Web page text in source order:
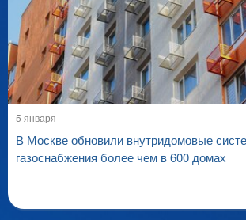
5 января
В Москве обновили внутридомовые
газоснабжения более чем в 600 домах